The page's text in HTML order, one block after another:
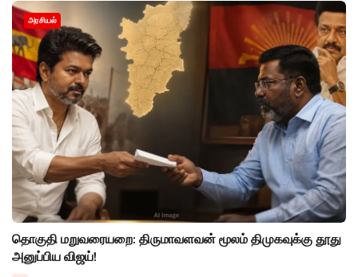
அரசியல்
தொகுதி மறுவரையறை: திருமாவளவன் மூலம் திமுகவுக்கு தூது
அனுப்பிய விஜய்!